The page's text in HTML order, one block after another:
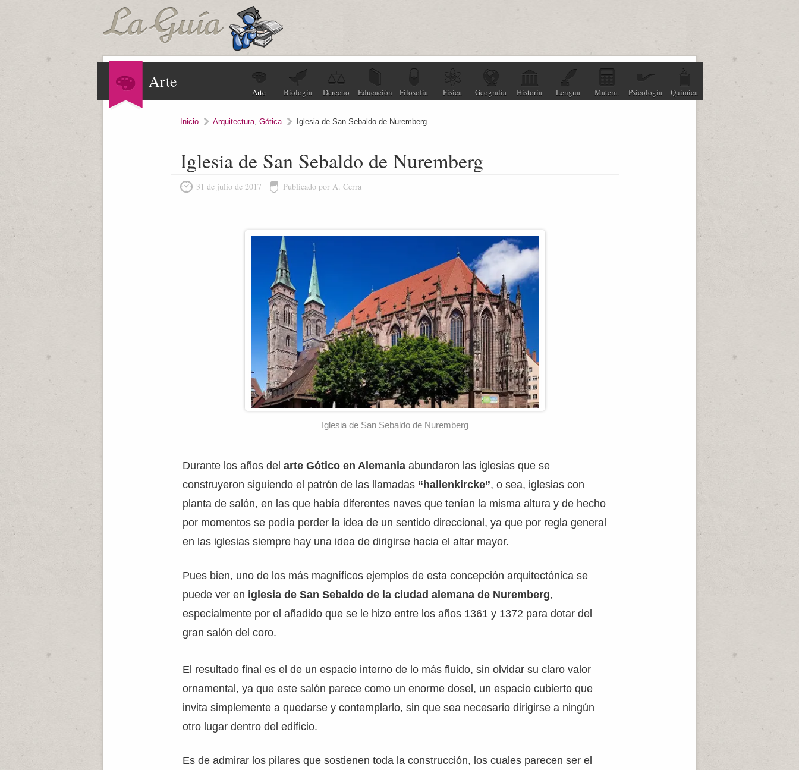
Arte
Arte Biología Derecho Educación Filosofía Física Geografía Historia Lengua Matem. Psicología Química
Inicio Arquitectura,Gótica Iglesia de San Sebaldo de Nuremberg
Iglesia de San Sebaldo de Nuremberg
31 de julio de 2017 Publicado por A. Cerra
Iglesia de San Sebaldo de Nuremberg
Durante los años delarte Gótico en Alemania abundaron las iglesias que se
construyeron siguiendo el patrón de las llamadas “hallenkircke”, o sea, iglesias con
planta de salón, en las que había diferentes naves que tenían la misma altura y de hecho
por momentos se podía perder la idea de un sentido direccional, ya que por regla general
en las iglesias siempre hay una idea de dirigirse hacia el altar mayor.
Pues bien, uno de los más magníficos ejemplos de esta concepción arquitectónica se
puede ver en iglesia de San Sebaldo de la ciudad alemana de Nuremberg,
especialmente por el añadido que se le hizo entre los años 1361 y 1372 para dotar del
gran salón del coro.
El resultado final es el de un espacio interno de lo más fluido, sin olvidar su claro valor
ornamental, ya que este salón parece como un enorme dosel, un espacio cubierto que
invita simplemente a quedarse y contemplarlo, sin que sea necesario dirigirse a ningún
otro lugar dentro del edificio.
Es de admirar los pilares que sostienen toda la construcción, los cuales parecen ser el